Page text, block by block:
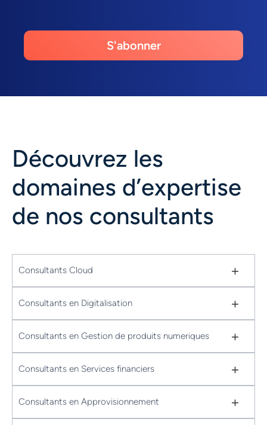
S'abonner
Découvrez les
domaines d’expertise
de nos consultants
Consultants Cloud +
Consultants en Digitalisation +
Consultants en Gestion de produits numeriques +
Consultants en Services financiers +
Consultants en Approvisionnement +